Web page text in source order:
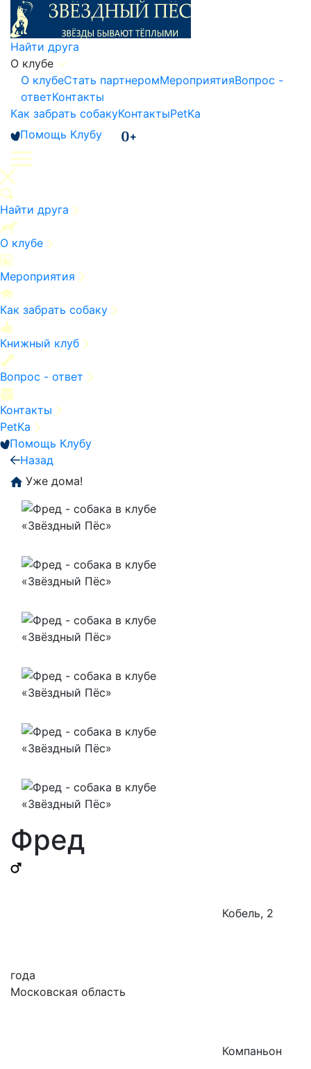
Найти друга
О клубе
О клубеСтать партнеромМероприятияВопрос -
ответКонтакты
Как забрать собакуКонтактыPetKa
Помощь Клубу
Найти друга
О клубе
Мероприятия
Как забрать собаку
Книжный клуб
Вопрос - ответ
Контакты
PetKa
Помощь Клубу
Назад
Уже дома!
Фред
Кобель, 2
годa
Московская область
Компаньон